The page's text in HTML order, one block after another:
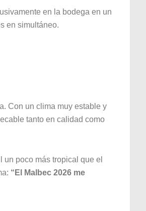
en la bodega en un
en simultáneo.
Con un clima muy estable y
tanto en calidad como
poco más tropical que el
“El Malbec 2026 me